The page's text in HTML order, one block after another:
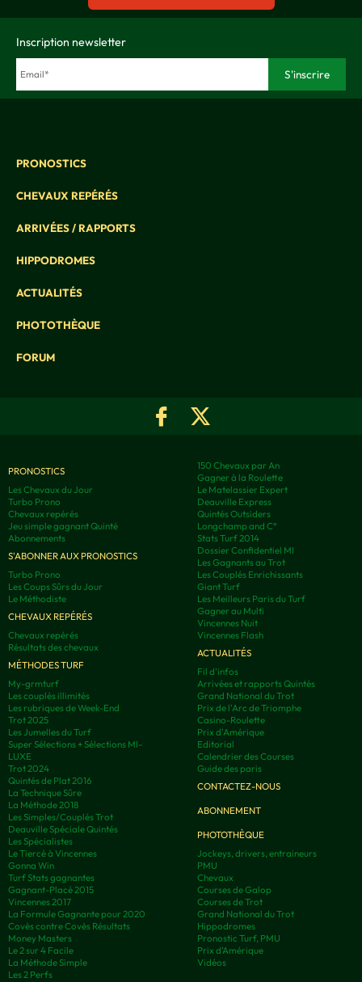
Inscription newsletter
PRONOSTICS
CHEVAUX REPÉRÉS
ARRIVÉES / RAPPORTS
HIPPODROMES
ACTUALITÉS
PHOTOTHÈQUE
FORUM
PRONOSTICS
Les Chevaux du Jour
Turbo Prono
Chevaux repérés
Jeu simple gagnant Quinté
Abonnements
S'ABONNER AUX PRONOSTICS
Turbo Prono
Les Coups Sûrs du Jour
Le Méthodiste
CHEVAUX REPÉRÉS
Chevaux repérés
Résultats des chevaux
MÉTHODES TURF
My-grmturf
Les couplés illimités
Les rubriques de Week-End
Trot 2025
Les Jumelles du Turf
Super Sélections + Sélections MI-
LUXE
Trot 2024
Quintés de Plat 2016
La Technique Sûre
La Méthode 2018
Les Simples/Couplés Trot
Deauville Spéciale Quintés
Les Spécialistes
Le Tiercé à Vincennes
Gonna Win
Turf Stats gagnantes
Gagnant-Placé 2015
Vincennes 2017
La Formule Gagnante pour 2020
Covès contre Covès Résultats
Money Masters
Le 2 sur 4 Facile
La Méthode Simple
Les 2 Perfs
150 Chevaux par An
Gagner à la Roulette
Le Matelassier Expert
Deauville Express
Quintés Outsiders
Longchamp and C°
Stats Turf 2014
Dossier Confidentiel MI
Les Gagnants au Trot
Les Couplés Enrichissants
Giant Turf
Les Meilleurs Paris du Turf
Gagner au Multi
Vincennes Nuit
Vincennes Flash
ACTUALITÉS
Fil d'infos
Arrivées et rapports Quintés
Grand National du Trot
Prix de l'Arc de Triomphe
Casino-Roulette
Prix d'Amérique
Editorial
Calendrier des Courses
Guide des paris
CONTACTEZ-NOUS
ABONNEMENT
PHOTOTHÈQUE
Jockeys, drivers, entraineurs
PMU
Chevaux
Courses de Galop
Courses de Trot
Grand National du Trot
Hippodromes
Pronostic Turf, PMU
Prix d’Amérique
Vidéos